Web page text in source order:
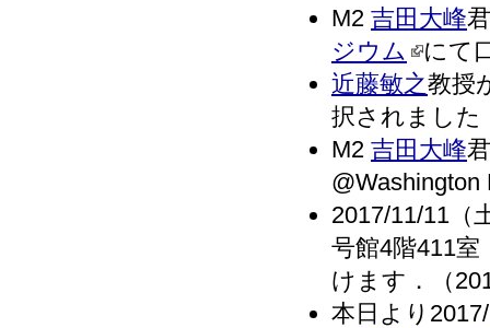
M2 吉田大峰
ジウム
にて
近藤敏之教授
択されました
M2 吉田大峰
2017/11/11（
号館4階411
けます．（
本日より